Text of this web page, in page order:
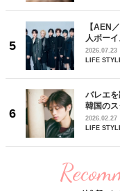
【AEN
人ボー
ュー目前
占インタ
2026.07.23
LIFE
バレエ
韓国の
【王子
チョン・
2026.02.27
LIFE